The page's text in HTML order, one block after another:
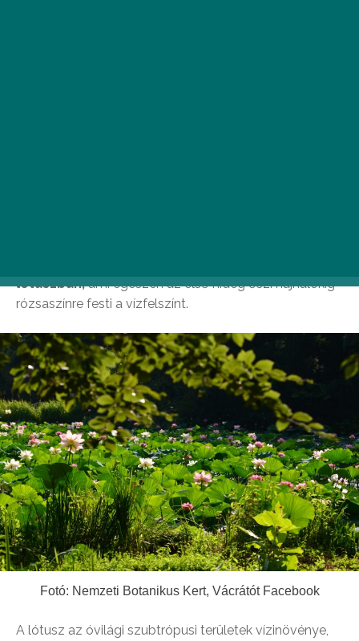
lótuszban,ami egészen az első hideg őszi hajnalokig
rózsaszínre festi a vízfelszínt.
Fotó: Nemzeti Botanikus Kert, Vácrátót Facebook
A lótusz az óvilági szubtrópusi területek vízinövénye,